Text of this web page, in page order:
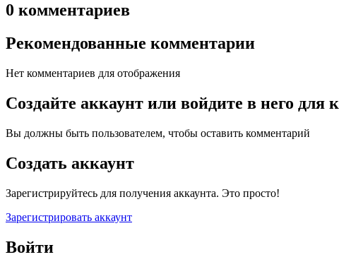
0 комментариев
Рекомендованные комментарии
Нет комментариев для отображения
Создайте аккаунт или войдите в него для
Вы должны быть пользователем, чтобы оставить комментарий
Создать аккаунт
Зарегистрируйтесь для получения аккаунта. Это просто!
Зарегистрировать аккаунт
Войти